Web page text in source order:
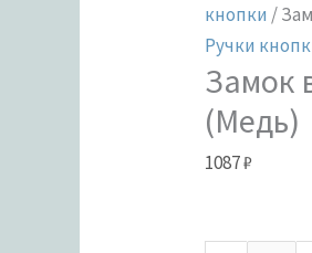
кнопки /
Ручки
Замок
(Медь)
1087₽